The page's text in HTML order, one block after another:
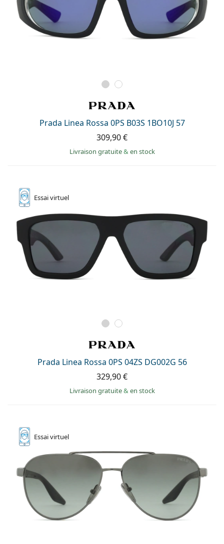
Prada Linea Rossa 0PS B03S 1BO10J 57
309,90 €
Livraison gratuite& en stock
Essaivirtuel
Prada Linea Rossa 0PS 04ZS DG002G 56
329,90 €
Livraison gratuite& en stock
Essaivirtuel